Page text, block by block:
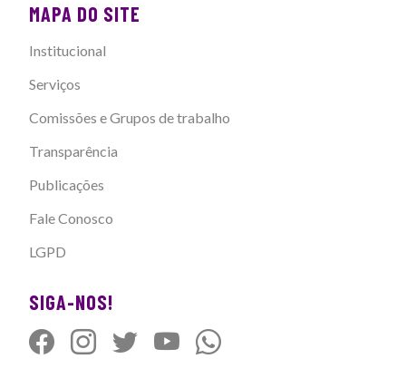
MAPA DO SITE
Institucional
Serviços
Comissões e Grupos de trabalho
Transparência
Publicações
Fale Conosco
LGPD
SIGA-NOS!